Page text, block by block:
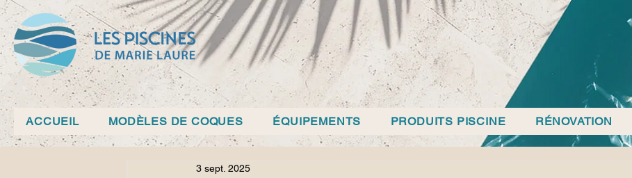
ACCUEIL MODÈLES DE COQUES ÉQUIPEMENTS PRODUITS PISCINE RÉNOVATION
3 sept. 2025